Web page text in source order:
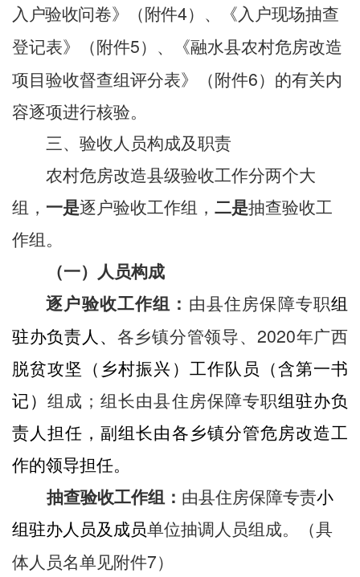
入户验收问卷》（附件4）、《入户现场抽查
登记表》（附件5）、《融水县农村危房改造
项目验收督查组评分表》（附件6）的有关内
容逐项进行核验。
三、验收人员构成及职责
农村危房改造县级验收工作分两个大
组， 一是逐户验收工作组 ， 二是抽查验收工
作组。
（一）人员构成
逐户验收工作组 ： 由县住房保障专职组
驻办负责人、 各乡镇分管领导、 2020年广西
脱贫攻坚（乡村振兴）工作队员（含第一书
记）组成； 组长由县住房保障专职组驻办负
责人担任，副组长由各乡镇分管危房改造工
作的领导担任。
抽查验收工作组： 由县住房保障专责小
组驻办人员及 成员单位抽调人员组成。（具
体人员名单见附件7）